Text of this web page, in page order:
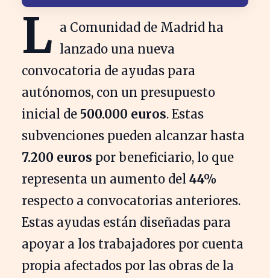
L a Comunidad de Madrid ha
lanzado una nueva
convocatoria de ayudas para
autónomos, con un presupuesto
inicial de 500.000 euros. Estas
subvenciones pueden alcanzar hasta
7.200 euros por beneficiario, lo que
representa un aumento del 44%
respecto a convocatorias anteriores.
Estas ayudas están diseñadas para
apoyar a los trabajadores por cuenta
propia afectados por las obras de la